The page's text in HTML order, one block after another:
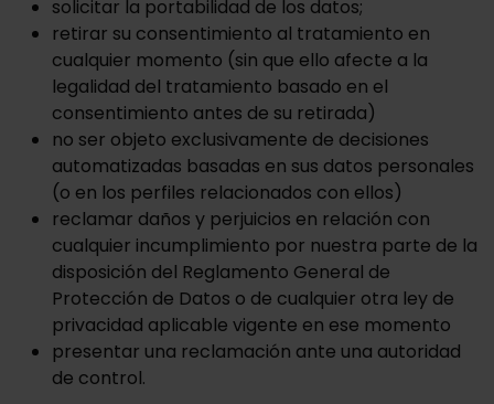
solicitar la portabilidad de los datos;
retirar su consentimiento al tratamiento en
cualquier momento (sin que ello afecte a la
legalidad del tratamiento basado en el
consentimiento antes de su retirada)
no ser objeto exclusivamente de decisiones
automatizadas basadas en sus datos personales
(o en los perfiles relacionados con ellos)
reclamar daños y perjuicios en relación con
cualquier incumplimiento por nuestra parte de la
disposición del Reglamento General de
Protección de Datos o de cualquier otra ley de
privacidad aplicable vigente en ese momento
presentar una reclamación ante una autoridad
de control.